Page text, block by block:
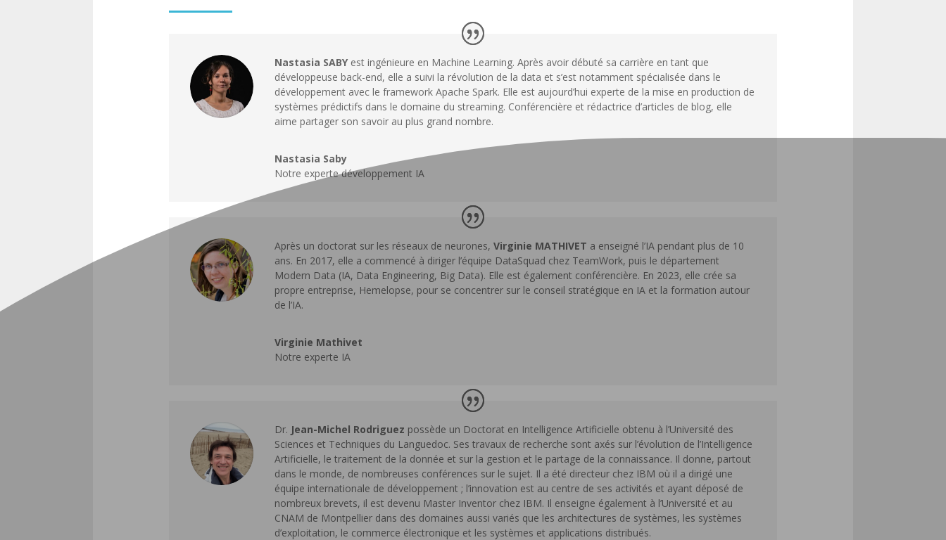
Nastasia SABYest ingénieure en Machine Learning. Après avoir débuté sa carrière en tant que
développeuse back-end, elle a suivi la révolution de la data et s’est notamment spécialisée dans le
développement avec le framework Apache Spark. Elle est aujourd’hui experte de la mise en production de
systèmes prédictifs dans le domaine du streaming. Conférencière et rédactrice d’articles de blog, elle
aime partager son savoir au plus grand nombre.
Nastasia Saby
Notre experte développement IA
Après un doctorat sur les réseaux de neurones, Virginie MATHIVET a enseigné l’IA pendant plus de 10
ans. En 2017, elle a commencé à diriger l’équipe DataSquad chez TeamWork, puis le département
Modern Data (IA, Data Engineering, Big Data). Elle est également conférencière. En 2023, elle crée sa
propre entreprise, Hemelopse, pour se concentrer sur le conseil stratégique en IA et la formation autour
de l’IA.
Virginie Mathivet
Notre experte IA
Dr. Jean-Michel Rodriguez possède un Doctorat en Intelligence Artificielle obtenu à l’Université des
Sciences et Techniques du Languedoc. Ses travaux de recherche sont axés sur l’évolution de l’Intelligence
Artificielle, le traitement de la donnée et sur la gestion et le partage de la connaissance. Il donne, partout
dans le monde, de nombreuses conférences sur le sujet. Il a été directeur chez IBM où il a dirigé une
équipe internationale de développement ; l’innovation est au centre de ses activités et ayant déposé de
nombreux brevets, il est devenu Master Inventor chez IBM. Il enseigne également à l’Université et au
CNAM de Montpellier dans des domaines aussi variés que les architectures de systèmes, les systèmes
d’exploitation, le commerce électronique et les systèmes et applications distribués.